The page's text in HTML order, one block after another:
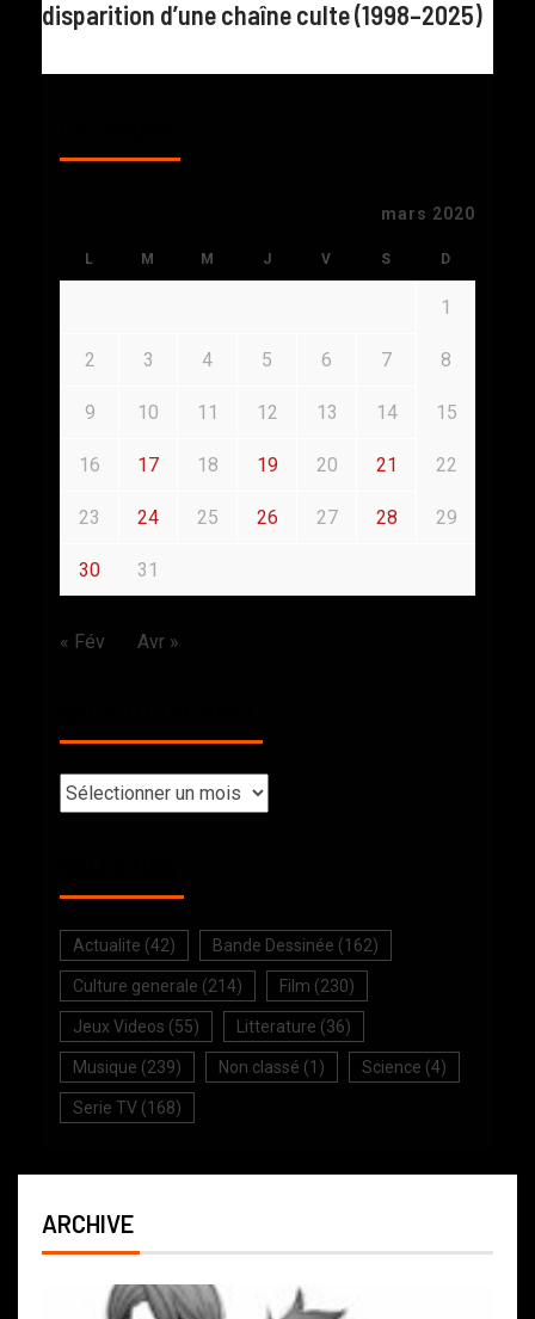
disparition d’une chaîne culte (1998–2025)
mars 2020
L M M J V S D
1
2 3 4 5 6 7 8
9 10 11 12 13 14 15
16 17 18 19 20 21 22
23 24 25 26 27 28 29
30 31
« Fév Avr »
Actualite (42) Bande Dessinée (162)
Culture generale (214) Film (230)
Jeux Videos (55) Litterature (36)
Musique (239) Non classé (1) Science (4)
Serie TV (168)
ARCHIVE